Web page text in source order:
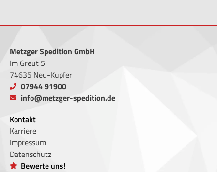
Metzger Spedition GmbH
Im Greut 5
74635 Neu-Kupfer
07944 91900
info@metzger-spedition.de
Kontakt
Karriere
Impressum
Datenschutz
Bewerte uns!